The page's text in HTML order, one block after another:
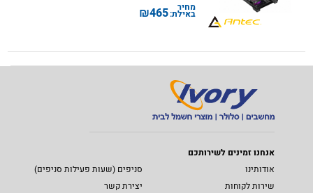
מחיר
באילת:465
₪
אנחנו זמינים לשירותכם
אודותינו
סניפים (שעות פעילות סניפים)
שירות לקוחות
יצירת קשר